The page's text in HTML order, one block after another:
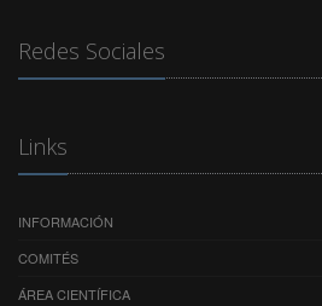
Redes Sociales
Links
INFORMACIÓN
COMITÉS
ÁREA CIENTÍFICA